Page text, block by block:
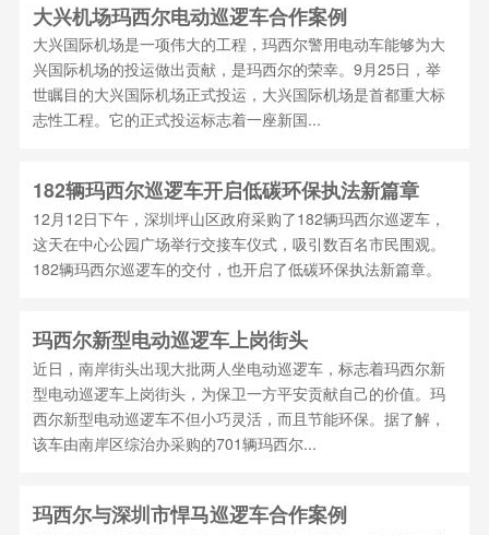
大兴机场玛西尔电动巡逻车合作案例
大兴国际机场是一项伟大的工程，玛西尔警用电动车能够为大
兴国际机场的投运做出贡献，是玛西尔的荣幸。9月25日，举
世瞩目的大兴国际机场正式投运，大兴国际机场是首都重大标
志性工程。它的正式投运标志着一座新国...
182辆玛西尔巡逻车开启低碳环保执法新篇章
12月12日下午，深圳坪山区政府采购了182辆玛西尔巡逻车，
这天在中心公园广场举行交接车仪式，吸引数百名市民围观。
182辆玛西尔巡逻车的交付，也开启了低碳环保执法新篇章。
玛西尔新型电动巡逻车上岗街头
近日，南岸街头出现大批两人坐电动巡逻车，标志着玛西尔新
型电动巡逻车上岗街头，为保卫一方平安贡献自己的价值。玛
西尔新型电动巡逻车不但小巧灵活，而且节能环保。据了解，
该车由南岸区综治办采购的701辆玛西尔...
玛西尔与深圳市悍马巡逻车合作案例